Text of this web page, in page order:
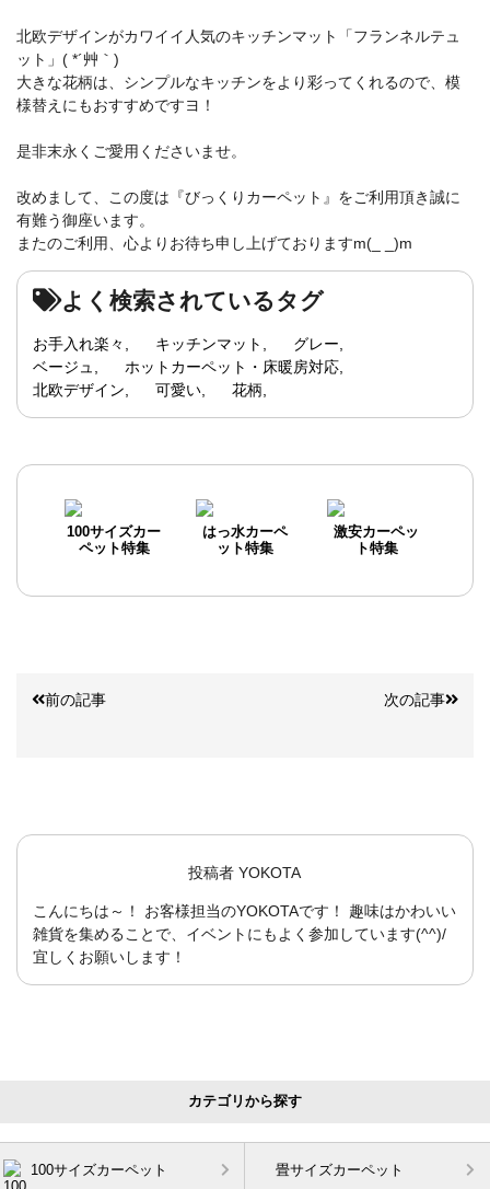
北欧デザインがカワイイ人気のキッチンマット「フランネルテュ
ット」( *´艸｀)
大きな花柄は、シンプルなキッチンをより彩ってくれるので、模
様替えにもおすすめですヨ！
是非末永くご愛用くださいませ。
改めまして、この度は『びっくりカーペット』をご利用頂き誠に
有難う御座います。
またのご利用、心よりお待ち申し上げておりますm(_ _)m
よく検索されているタグ
お手入れ楽々 キッチンマット
グレー
ベージュ
ホットカーペット・床暖房対応
北欧デザイン
可愛い 花柄
100サイズカー
ペット特集
はっ水カーペ
ット特集
激安カーペッ
ト特集
前の記事 次の記事
投稿者 YOKOTA
こんにちは～！ お客様担当のYOKOTAです！ 趣味はかわいい
雑貨を集めることで、イベントにもよく参加しています(^^)/
宜しくお願いします！
カテゴリから探す
100サイズカーペット 畳サイズカーペット